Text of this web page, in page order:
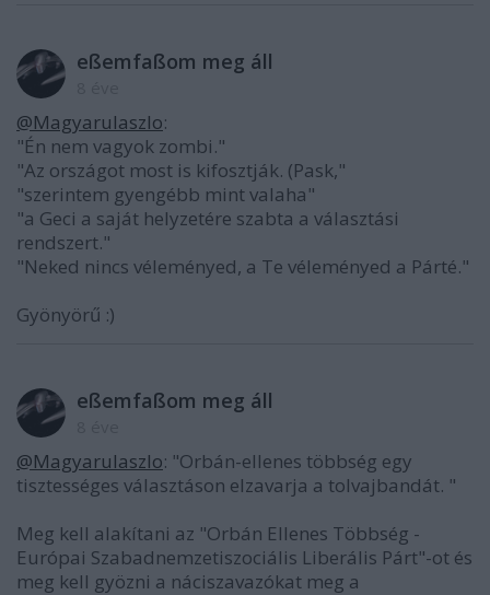
eßemfaßom meg áll
@Magyarulaszlo:
"Én nem vagyok zombi."
"Az országot most is kifosztják. (Pask,"
"szerintem gyengébb mint valaha"
"a Geci a saját helyzetére szabta a választási
rendszert."
"Neked nincs véleményed, a Te véleményed a Párté."
Gyönyörű :)
eßemfaßom meg áll
@Magyarulaszlo: "Orbán-ellenes többség egy
tisztességes választáson elzavarja a tolvajbandát. "
Meg kell alakítani az "Orbán Ellenes Többség -
Európai Szabadnemzetiszociális Liberális Párt"-ot és
meg kell gyözni a náciszavazókat meg a